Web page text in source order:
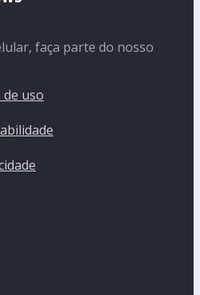
faça parte do nosso
uso